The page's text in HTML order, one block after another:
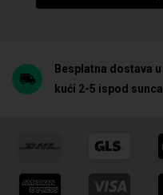
Besplatna dostava u
kući 2-5 ispod sunca